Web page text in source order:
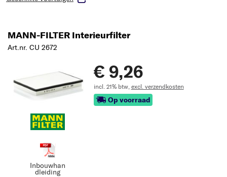
MANN-FILTER Interieurfilter
Art.nr. CU 2672
Inbouwhan
dleiding
€ 9,26
incl. 21% btw, excl. verzendkosten
Op voorraad